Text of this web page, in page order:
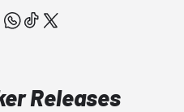
Releases